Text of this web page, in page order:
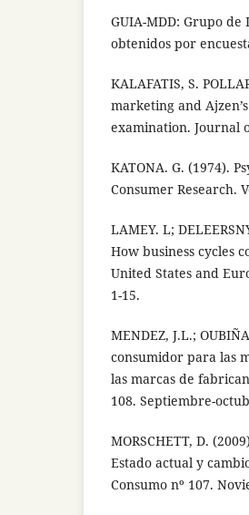
GUIA-MDD: Grupo de
obtenidos por
KALAFATIS, S.
marketing and
examination. Journal
KATONA. G. (1974).
Consumer Research.
LAMEY. L;
How business cycles
United States and
1-15.
MENDEZ, J.L.;
consumidor para las
las marcas de
108. Septiembre-
MORSCHETT, D.
Estado actual y
Consumo nº 107.